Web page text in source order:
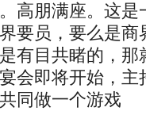
高朋满座。这
要员，要么是
目共睹的，那
会即将开始，
同做一个游戏